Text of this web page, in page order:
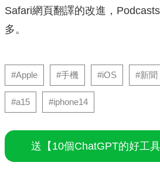
Safari網頁翻譯的改進，
多。
#Apple #手機 #iOS #新聞
#a15 #iphone14
送【10個ChatGPT的好工